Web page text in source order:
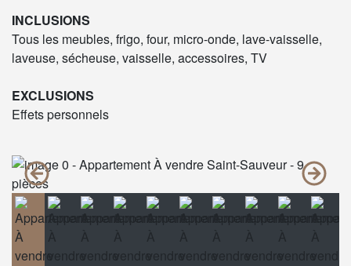
INCLUSIONS
Tous les meubles, frigo, four, micro-onde, lave-vaisselle,
laveuse, sécheuse, vaisselle, accessoires, TV
EXCLUSIONS
Effets personnels